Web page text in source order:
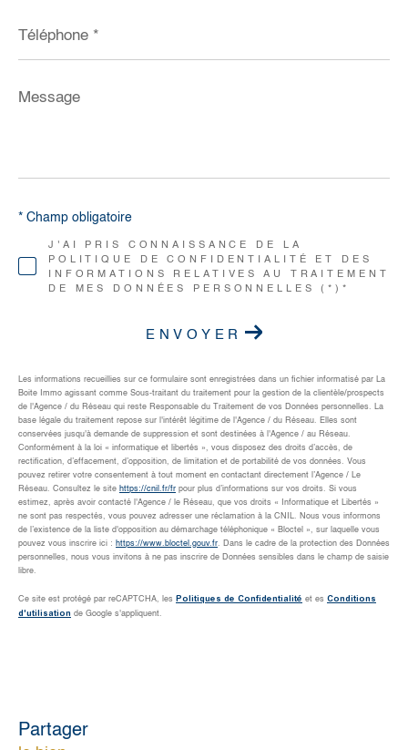
*
Message
J'AI PRIS CONNAISSANCE DE LA
POLITIQUE DE CONFIDENTIALITÉ ET DES
INFORMATIONS RELATIVES AU TRAITEMENT
DE MES DONNÉES PERSONNELLES (*)*
* Champ obligatoire
ENVOYER
Les informations recueillies sur ce formulaire sont enregistrées dans un fichier informatisé par La
Boite Immo agissant comme Sous-traitant du traitement pour la gestion de la clientèle/prospects
de l'Agence / du Réseau qui reste Responsable du Traitement de vos Données personnelles. La
base légale du traitement repose sur l'intérêt légitime de l'Agence / du Réseau. Elles sont
conservées jusqu'à demande de suppression et sont destinées à l'Agence / au Réseau.
Conformément à la loi « informatique et libertés », vous disposez des droits d’accès, de
rectification, d’effacement, d’opposition, de limitation et de portabilité de vos données. Vous
pouvez retirer votre consentement à tout moment en contactant directement l’Agence / Le
Réseau. Consultez le site https://cnil.fr/fr pour plus d’informations sur vos droits. Si vous
estimez, après avoir contacté l'Agence / le Réseau, que vos droits « Informatique et Libertés »
ne sont pas respectés, vous pouvez adresser une réclamation à la CNIL. Nous vous informons
de l’existence de la liste d'opposition au démarchage téléphonique « Bloctel », sur laquelle vous
pouvez vous inscrire ici : https://www.bloctel.gouv.fr. Dans le cadre de la protection des Données
personnelles, nous vous invitons à ne pas inscrire de Données sensibles dans le champ de saisie
libre.
Ce site est protégé par reCAPTCHA, les Politiques de Confidentialité et es Conditions
d'utilisation de Google s'appliquent.
partager